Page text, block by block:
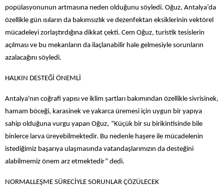
popülasyonunun artmasına neden olduğunu söyledi. Oğuz, Antalya’da
özellikle gün ısıların da bakımsızlık ve dezenfektan eksiklerinin vektörel
mücadeleyi zorlaştırdığına dikkat çekti. Cem Oğuz, turistik tesislerin
açılması ve bu mekanların da ilaçlanabilir hale gelmesiyle sorunların
azalacağını söyledi.
HALKIN DESTEĞİ ÖNEMLİ
Antalya'nın coğrafi yapısı ve iklim şartları bakımından özellikle sivrisinek,
hamam böceği, karasinek ve yakarca üremesi için uygun bir yapıya
sahip olduğuna vurgu yapan Oğuz, “Küçük bir su birikintisinde bile
binlerce larva üreyebilmektedir. Bu nedenle haşere ile mücadelenin
istediğimiz başarıya ulaşmasında vatandaşlarımızın da desteğini
alabilmemiz önem arz etmektedir” dedi.
NORMALLEŞME SÜRECİYLE SORUNLAR ÇÖZÜLECEK